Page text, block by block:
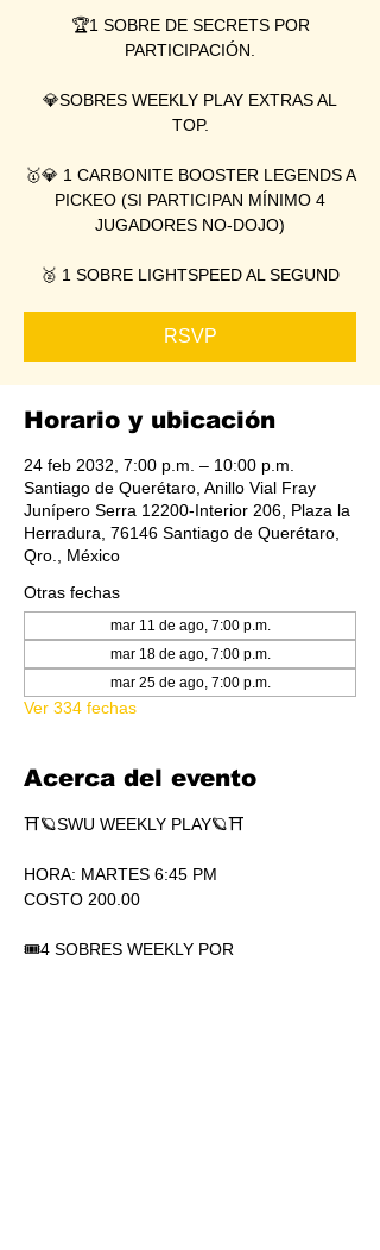
🏆1 SOBRE DE SECRETS POR
PARTICIPACIÓN.
💎SOBRES WEEKLY PLAY EXTRAS AL
TOP.
🥇💎 1 CARBONITE BOOSTER LEGENDS A
PICKEO (SI PARTICIPAN MÍNIMO 4
JUGADORES NO-DOJO)
🥈 1 SOBRE LIGHTSPEED AL SEGUND
RSVP
Horario y ubicación
24 feb 2032, 7:00 p.m. – 10:00 p.m.
Santiago de Querétaro, Anillo Vial Fray
Junípero Serra 12200-Interior 206, Plaza la
Herradura, 76146 Santiago de Querétaro,
Qro., México
Otras fechas
mar 11 de ago, 7:00 p.m.
mar 18 de ago, 7:00 p.m.
mar 25 de ago, 7:00 p.m.
Ver 334 fechas
Acerca del evento
⛩🪐SWU WEEKLY PLAY🪐⛩
HORA: MARTES 6:45 PM
COSTO 200.00
🎟4 SOBRES WEEKLY POR